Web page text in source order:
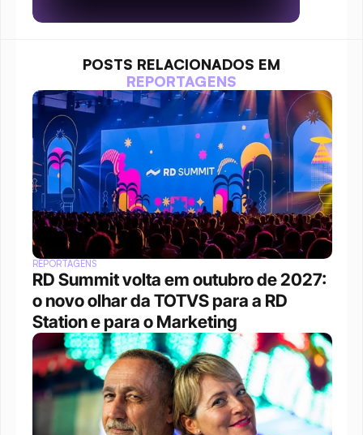
POSTS RELACIONADOS EM
REPORTAGENS
REPORTAGENS
RD Summit volta em outubro de 2027:
o novo olhar da TOTVS para a RD
Station e para o Marketing